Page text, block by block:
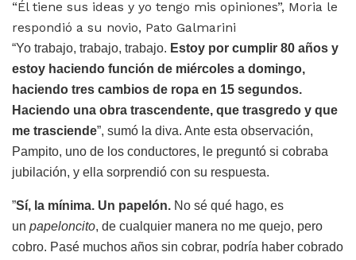
“Él tiene sus ideas y yo tengo mis opiniones”, Moria le
respondió a su novio, Pato Galmarini
“Yo trabajo, trabajo, trabajo. Estoy por cumplir 80 años y
estoy haciendo función de miércoles a domingo,
haciendo tres cambios de ropa en 15 segundos.
Haciendo una obra trascendente, que trasgredo y que
me trasciende”, sumó la diva. Ante esta observación,
Pampito, uno de los conductores, le preguntó si cobraba
jubilación, y ella sorprendió con su respuesta.
”Sí, la mínima. Un papelón. No sé qué hago, es
un papeloncito, de cualquier manera no me quejo, pero
cobro. Pasé muchos años sin cobrar, podría haber cobrado